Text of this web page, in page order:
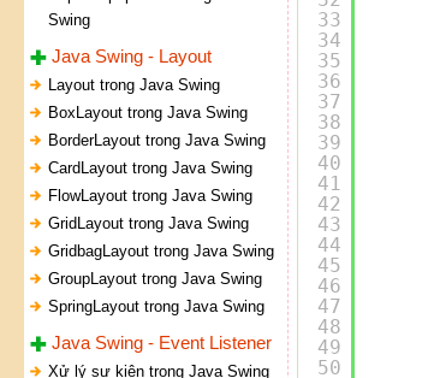
Swing
Java Swing - Layout
Layout trong Java Swing
BoxLayout trong Java Swing
BorderLayout trong Java Swing
CardLayout trong Java Swing
FlowLayout trong Java Swing
GridLayout trong Java Swing
GridbagLayout trong Java Swing
GroupLayout trong Java Swing
SpringLayout trong Java Swing
Java Swing - Event Listener
Xử lý sự kiện trong Java Swing
33
34
35
36
37
38
39
40
41
42
43
44
45
46
47
48
49
50